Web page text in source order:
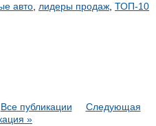
авто лидеры продаж ТОП-10
Все публикации
Следующая
»